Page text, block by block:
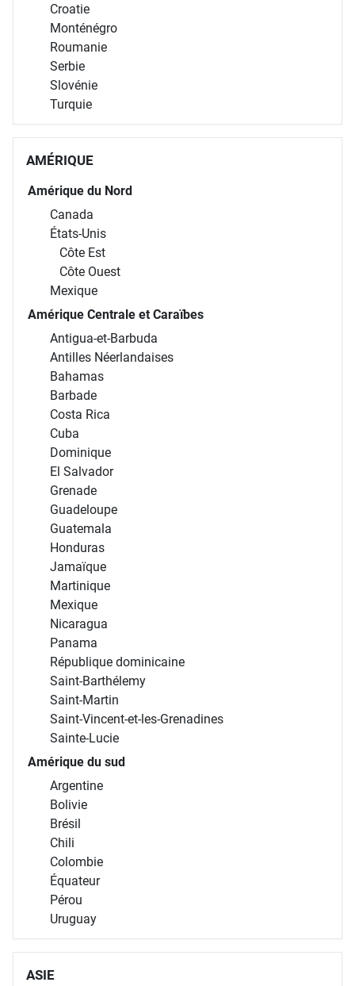
Croatie
Monténégro
Roumanie
Serbie
Slovénie
Turquie
AMÉRIQUE
Amérique du Nord
Canada
États-Unis
Côte Est
Côte Ouest
Mexique
Amérique Centrale et Caraïbes
Antigua-et-Barbuda
Antilles Néerlandaises
Bahamas
Barbade
Costa Rica
Cuba
Dominique
El Salvador
Grenade
Guadeloupe
Guatemala
Honduras
Jamaïque
Martinique
Mexique
Nicaragua
Panama
République dominicaine
Saint-Barthélemy
Saint-Martin
Saint-Vincent-et-les-Grenadines
Sainte-Lucie
Amérique du sud
Argentine
Bolivie
Brésil
Chili
Colombie
Équateur
Pérou
Uruguay
ASIE